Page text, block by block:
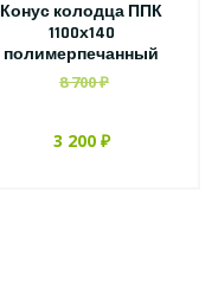
Конус колодца ППК
1100х140
полимерпечанный
8 700 ₽
3 200 ₽